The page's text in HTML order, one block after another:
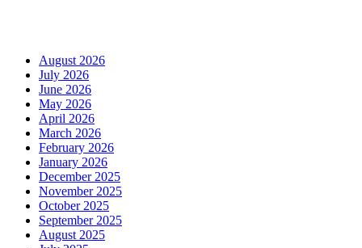
August 2026
July 2026
June 2026
May 2026
April 2026
March 2026
February 2026
January 2026
December 2025
November 2025
October 2025
September 2025
August 2025